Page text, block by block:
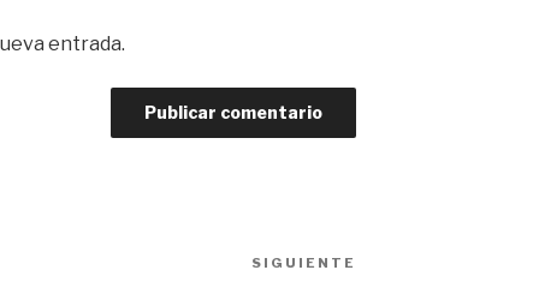
entrada.
SIGUIENTE